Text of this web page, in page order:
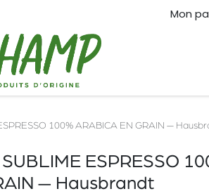
Mon
100% ARABICA EN GRAIN —
ESPRESSO
— Hausbrandt